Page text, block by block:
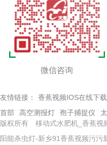
微信咨询
友情链接： 香蕉视频IOS在线下载
首部
高空测报灯 孢子捕捉仪
版权所有 移动式水肥机_香蕉视
阳能杀虫灯-新乡91香蕉视频污